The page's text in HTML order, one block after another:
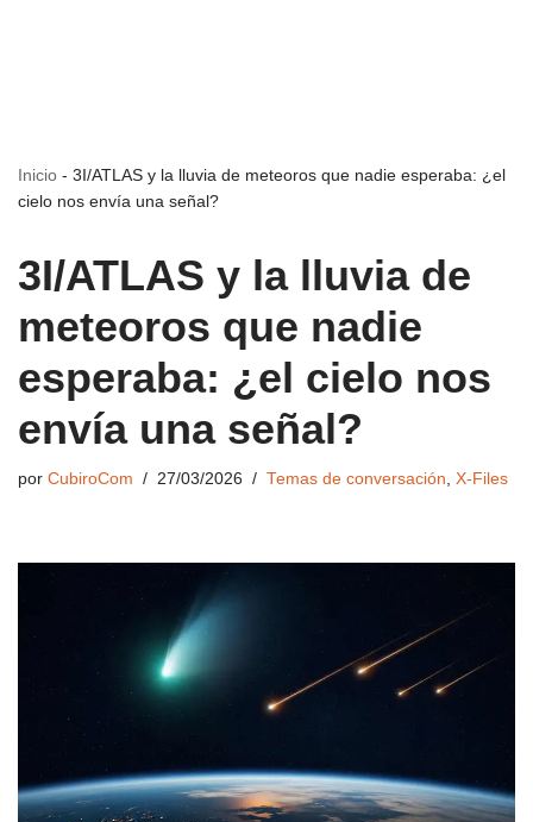
Inicio - 3I/ATLAS y la lluvia de meteoros que nadie esperaba: ¿el
cielo nos envía una señal?
3I/ATLAS y la lluvia de
meteoros que nadie
esperaba: ¿el cielo nos
envía una señal?
por CubiroCom 27/03/2026 Temas de conversación, X-Files